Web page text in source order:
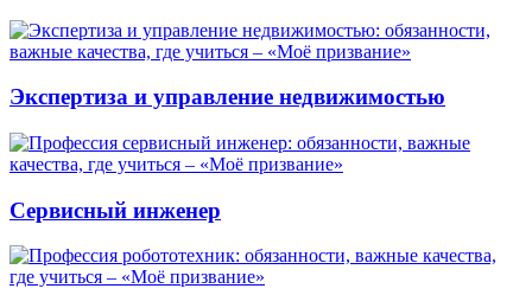
Экспертиза и управление недвижимостью
Сервисный инженер